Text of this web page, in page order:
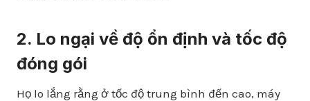
2. Lo ngại về độ ổn định và tốc độ
đóng gói
Họ lo lắng rằng ở tốc độ trung bình đến cao, máy